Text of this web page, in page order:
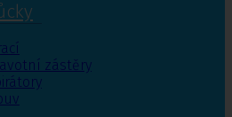
zástěry